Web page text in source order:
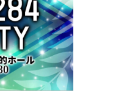
no All In
Reigns no